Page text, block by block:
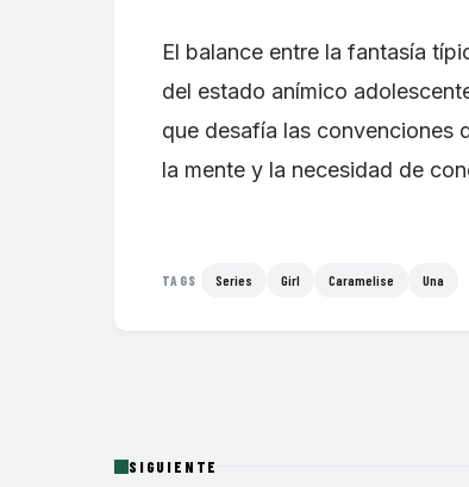
El balance entre la fantasía
del estado anímico
que desafía las convenciones
la mente y la necesidad de
TAGS Series Girl Caramelise Una
SIGUIENTE